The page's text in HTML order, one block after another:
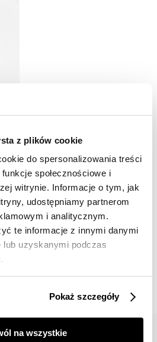
z plików cookie
do spersonalizowania treści
społecznościowe i
witrynie. Informacje o tym, jak
udostępniamy partnerom
i analitycznym.
te informacje z innymi danymi
uzyskanymi podczas
Pokaż szczegóły
na wszystkie
NAS NA ZDJĘCIACH